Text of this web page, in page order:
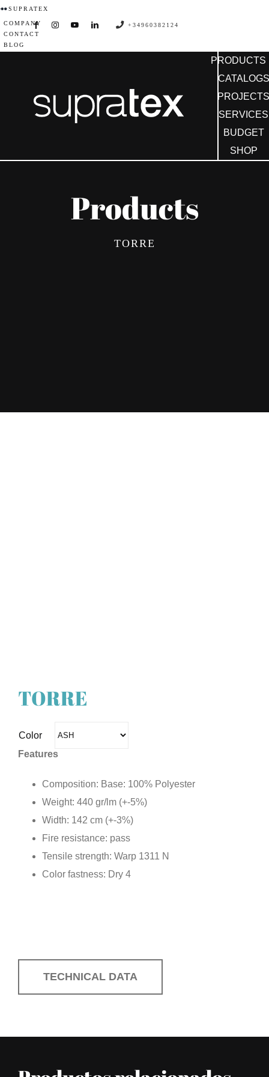
Skip
to
content
SUPRATEX
COMPANY
CONTACT
BLOG
+34960382124
PRODUCTS
CATALOGS
SERVICES
BUDGET
SHOP
Products
TORRE
TORRE
Color
Features
Composition: Base: 100% Polyester
Weight: 440 gr/lm (+-5%)
Width: 142 cm (+-3%)
Fire resistance: pass
Tensile strength: Warp 1311 N
Color fastness: Dry 4
TECHNICAL DATA